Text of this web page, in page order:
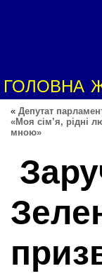
ГОЛОВНА
« Депутат
«Моя сім’я, рідні
мною»